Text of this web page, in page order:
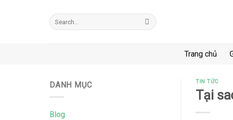
Search
for:
Trang chủ
DANH MỤC
Blog
TIN TỨC
Tại